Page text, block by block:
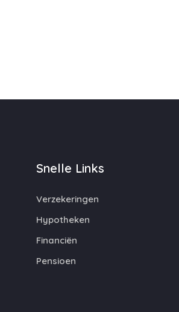
Snelle Links
Verzekeringen
Hypotheken
Financiën
Pensioen